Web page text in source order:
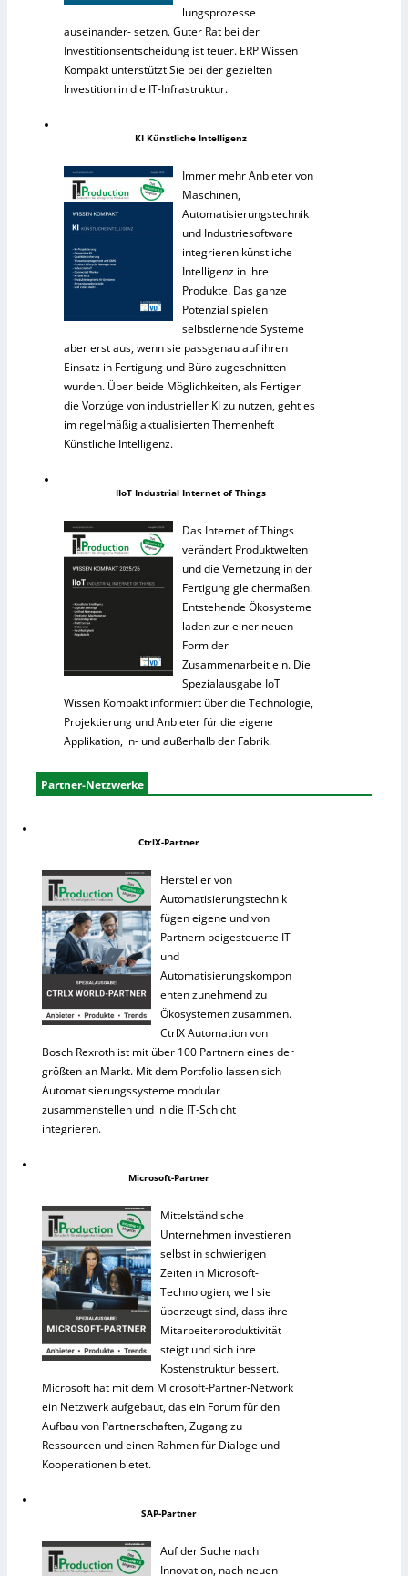
lungsprozesse
auseinander- setzen. Guter Rat bei der
Investitionsentscheidung ist teuer. ERP Wissen
Kompakt unterstützt Sie bei der gezielten
Investition in die IT-Infrastruktur.
KI Künstliche Intelligenz
Immer mehr Anbieter von
Maschinen,
Automatisierungstechnik
und Industriesoftware
integrieren künstliche
Intelligenz in ihre
Produkte. Das ganze
Potenzial spielen
selbstlernende Systeme
aber erst aus, wenn sie passgenau auf ihren
Einsatz in Fertigung und Büro zugeschnitten
wurden. Über beide Möglichkeiten, als Fertiger
die Vorzüge von industrieller KI zu nutzen, geht es
im regelmäßig aktualisierten Themenheft
Künstliche Intelligenz.
IIoT Industrial Internet of Things
Das Internet of Things
verändert Produktwelten
und die Vernetzung in der
Fertigung gleichermaßen.
Entstehende Ökosysteme
laden zur einer neuen
Form der
Zusammenarbeit ein. Die
Spezialausgabe IoT
Wissen Kompakt informiert über die Technologie,
Projektierung und Anbieter für die eigene
Applikation, in- und außerhalb der Fabrik.
Partner-Netzwerke
CtrlX-Partner
Hersteller von
Automatisierungstechnik
fügen eigene und von
Partnern beigesteuerte IT-
und
Automatisierungskompon
enten zunehmend zu
Ökosystemen zusammen.
CtrlX Automation von
Bosch Rexroth ist mit über 100 Partnern eines der
größten an Markt. Mit dem Portfolio lassen sich
Automatisierungssysteme modular
zusammenstellen und in die IT-Schicht
integrieren.
Microsoft-Partner
Mittelständische
Unternehmen investieren
selbst in schwierigen
Zeiten in Microsoft-
Technologien, weil sie
überzeugt sind, dass ihre
Mitarbeiterproduktivität
steigt und sich ihre
Kostenstruktur bessert.
Microsoft hat mit dem Microsoft-Partner-Network
ein Netzwerk aufgebaut, das ein Forum für den
Aufbau von Partnerschaften, Zugang zu
Ressourcen und einen Rahmen für Dialoge und
Kooperationen bietet.
SAP-Partner
Auf der Suche nach
Innovation, nach neuen